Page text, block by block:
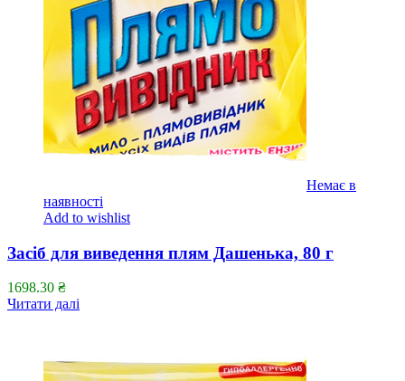
Немає в
наявності
Add to wishlist
Засіб для виведення плям Дашенька, 80 г
1698.30 ₴
Читати далі